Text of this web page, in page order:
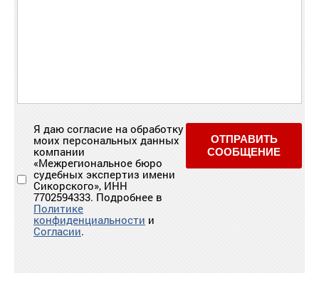
Я даю согласие на обработку
моих персональных данных
компании
«Межрегиональное бюро
судебных экспертиз имени
Сикорского», ИНН
7702594333. Подробнее в
Политике
конфиденциальности и
Согласии.
ОТПРАВИТЬ
СООБЩЕНИЕ